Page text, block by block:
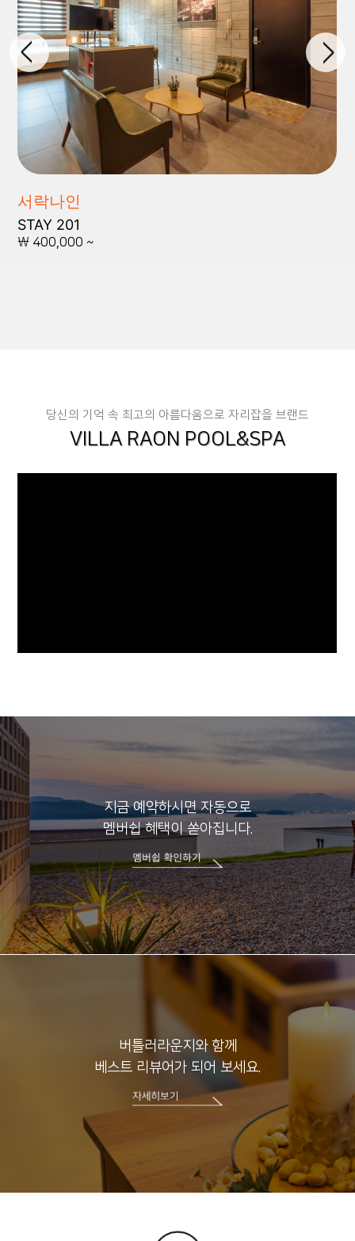
서락나인
STAY 201
\ 400,000 ~
당신의 기억 속 최고의 아름다움으로 자리잡을 브랜드
VILLA RAON POOL&SPA
지금 예약하시면 자동으로
멤버쉽 혜택이 쏟아집니다.
버틀러라운지와 함께
베스트 리뷰어가 되어 보세요.